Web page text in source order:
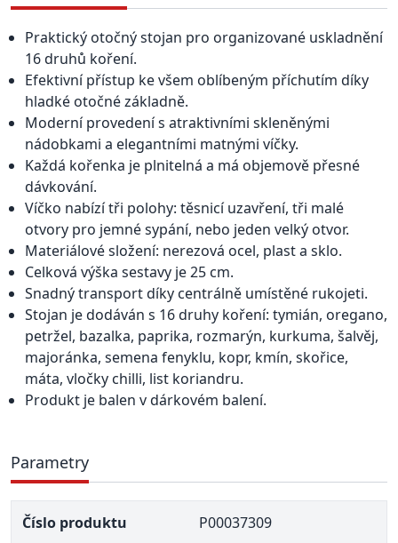
Praktický otočný stojan pro organizované uskladnění
16 druhů koření.
Efektivní přístup ke všem oblíbeným příchutím díky
hladké otočné základně.
Moderní provedení s atraktivními skleněnými
nádobkami a elegantními matnými víčky.
Každá kořenka je plnitelná a má objemově přesné
dávkování.
Víčko nabízí tři polohy: těsnicí uzavření, tři malé
otvory pro jemné sypání, nebo jeden velký otvor.
Materiálové složení: nerezová ocel, plast a sklo.
Celková výška sestavy je 25 cm.
Snadný transport díky centrálně umístěné rukojeti.
Stojan je dodáván s 16 druhy koření: tymián, oregano,
petržel, bazalka, paprika, rozmarýn, kurkuma, šalvěj,
majoránka, semena fenyklu, kopr, kmín, skořice,
máta, vločky chilli, list koriandru.
Produkt je balen v dárkovém balení.
Parametry
Číslo produktu P00037309